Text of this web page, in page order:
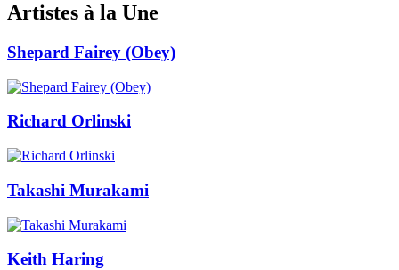
Artistes à la Une
Shepard Fairey (Obey)
Richard Orlinski
Takashi Murakami
Keith Haring